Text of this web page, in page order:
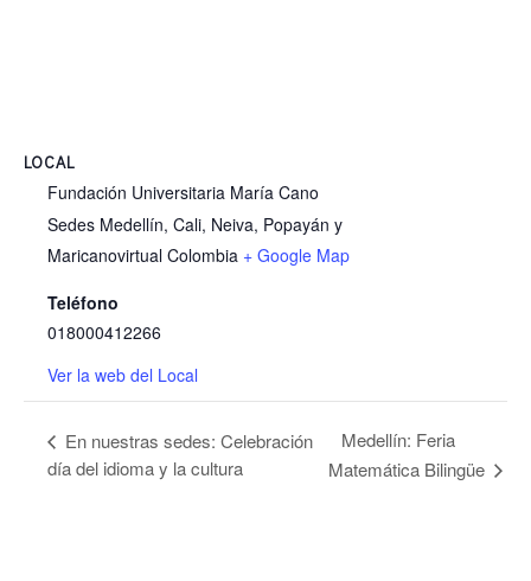
LOCAL
Fundación Universitaria María Cano
Sedes Medellín, Cali, Neiva, Popayán y
Maricanovirtual Colombia + Google Map
Teléfono
018000412266
Ver la web del Local
En nuestras sedes: Celebración
día del idioma y la cultura
Medellín: Feria
Matemática Bilingüe